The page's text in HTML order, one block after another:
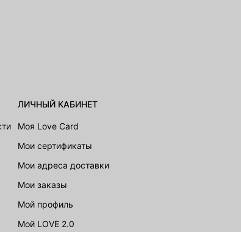
ЛИЧНЫЙ КАБИНЕТ
Моя Love Card
Мои сертификаты
Мои адреса доставки
Мои заказы
Мой профиль
Мой LOVE 2.0